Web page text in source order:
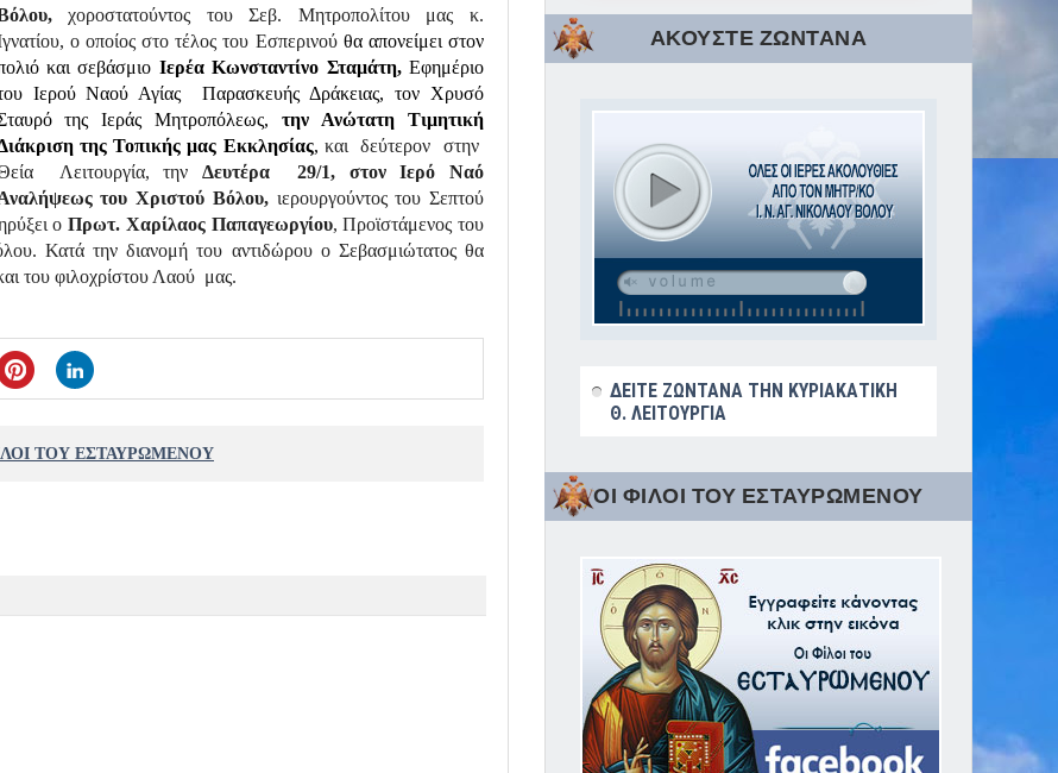
χοροστατούντος του Σεβ. Μητροπολίτου μας κ.
ο οποίος στο τέλος του Εσπερινού θα απονείμει στον
και σεβάσμιο Ιερέα Κωνσταντίνο Σταμάτη,Εφημέριο
Ιερού Ναού Αγίας Παρασκευής Δράκειας, τον Χρυσό
της Ιεράς Μητροπόλεως, την Ανώτατη Τιμητική
της Τοπικής μας Εκκλησίας, και δεύτερον στην
Λειτουργία, την Δευτέρα 29/1, στον Ιερό Ναό
του Χριστού Βόλου, ιερουργούντος του Σεπτού
οΠρωτ. Χαρίλαος Παπαγεωργίου, Προϊστάμενος του
Κατά την διανομή του αντιδώρου ο Σεβασμιώτατος θα
του φιλοχρίστου Λαού μας.
ΤΟΥ ΕΣΤΑΥΡΩΜΕΝΟΥ
ΑΚΟΥΣΤΕ ΖΩΝΤΑΝΑ
ΔΕΙΤΕ ΖΩΝΤΑΝΑ ΤΗΝ ΚΥΡΙΑΚΑΤΙΚΗ
Θ. ΛΕΙΤΟΥΡΓΙΑ
ΟΙ ΦΙΛΟΙ ΤΟΥ ΕΣΤΑΥΡΩΜΕΝΟΥ